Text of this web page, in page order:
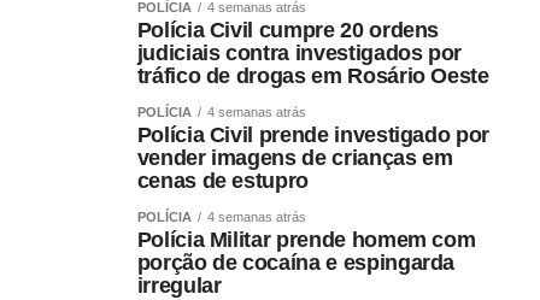
POLÍCIA 4 semanas atrás
Polícia Civil cumpre 20 ordens
judiciais contra investigados por
tráfico de drogas em Rosário Oeste
POLÍCIA 4 semanas atrás
Polícia Civil prende investigado por
vender imagens de crianças em
cenas de estupro
POLÍCIA 4 semanas atrás
Polícia Militar prende homem com
porção de cocaína e espingarda
irregular